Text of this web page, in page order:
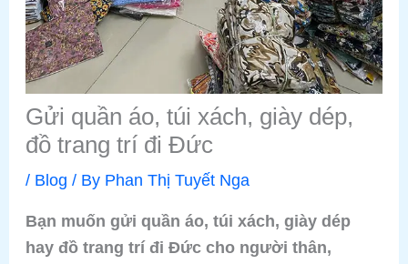
Gửi quần áo, túi xách, giày dép,
đồ trang trí đi Đức
/ Blog / By Phan Thị Tuyết Nga
Bạn muốn gửi quần áo, túi xách, giày dép
hay đồ trang trí đi Đức cho người thân,